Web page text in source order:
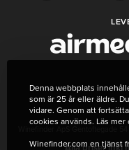
Denna webbplats
som är 25 år eller äldre.
vidare. Genom att
cookies används. Läs mer
Winefinder.com en tjänst